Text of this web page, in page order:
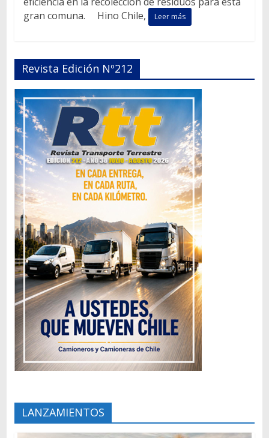
gran comuna. Hino Chile,
Leer más
Revista Edición Nº212
LANZAMIENTOS